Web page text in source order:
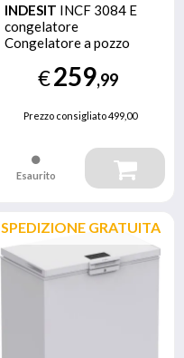
INDESIT INCF 3084 E
congelatore
Congelatore a pozzo
L Bianco
€259,99
Prezzo consigliato499,00
Esaurito
SPEDIZIONE GRATUITA